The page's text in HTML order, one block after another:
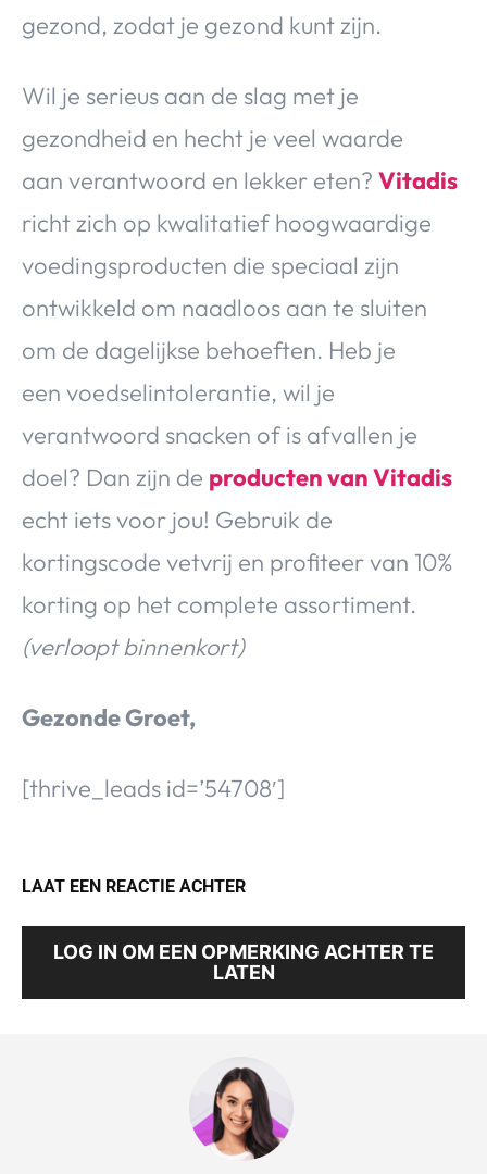
gezond, zodat je gezond kunt zijn.
Wil je serieus aan de slag met je
gezondheid en hecht je veel waarde
aan verantwoord en lekker eten? Vitadis
richt zich op kwalitatief hoogwaardige
voedingsproducten die speciaal zijn
ontwikkeld om naadloos aan te sluiten
om de dagelijkse behoeften. Heb je
een voedselintolerantie, wil je
verantwoord snacken of is afvallen je
doel? Dan zijn de producten van Vitadis
echt iets voor jou! Gebruik de
kortingscode vetvrij en profiteer van 10%
korting op het complete assortiment.
(verloopt binnenkort)
Gezonde Groet,
[thrive_leads id=’54708′]
LAAT EEN REACTIE ACHTER
LOG IN OM EEN OPMERKING ACHTER TE
LATEN